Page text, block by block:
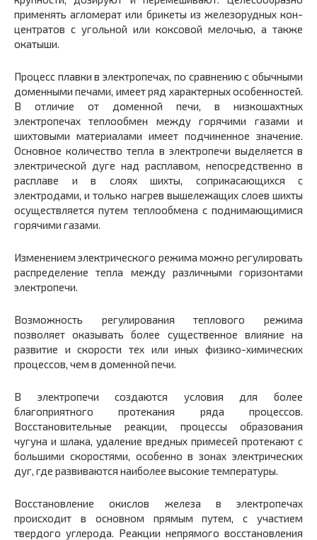
применять агломерат или брикеты из железорудных кон­
центратов с угольной или коксовой мелочью, а также
окатыши.
Процесс плавки в электропечах, по сравнению с обычными
доменными печами, имеет ряд характерных особенностей.
В отли­чие от доменной печи, в низкошахтных
электропечах теплообмен между горячими газами и
шихтовыми материалами имеет подчи­ненное значение.
Основное количество тепла в электропечи выде­ляется в
электрической дуге над расплавом, непосредственно в
расплаве и в слоях шихты, соприкасающихся с
электродами, и только нагрев вышележащих слоев шихты
осуществляется путем теплообмена с поднимающимися
горячими газами.
Изменением электрического режима можно регулировать
рас­пределение тепла между различными горизонтами
электропечи.
Возможность регулирования теплового режима
позволяет оказы­вать более существенное влияние на
развитие и скорости тех или иных физико-химических
процессов, чем в доменной печи.
В электропечи создаются условия для более
благоприятного протекания ряда процессов.
Восстановительные реакции, процессы образования
чугуна и шлака, удаление вредных примесей проте­кают с
большими скоростями, особенно в зонах электрических
дуг, где развиваются наиболее высокие температуры.
Восстановление окислов железа в электропечах
происходит в основном прямым путем, с участием
твердого углерода. Реакции непрямого восстановления